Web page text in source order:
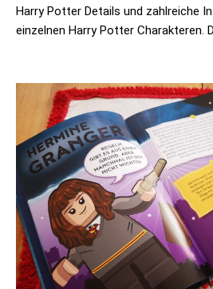
Harry Potter Details und zahlreiche
einzelnen Harry Potter Charakteren.